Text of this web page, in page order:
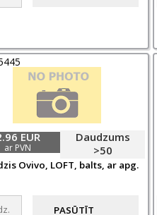
Daudzums
>50
EUR
ar PVN
Ovivo, LOFT, balts, ar apg.